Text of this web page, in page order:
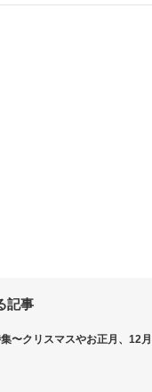
記事
〜クリスマスやお正月、12